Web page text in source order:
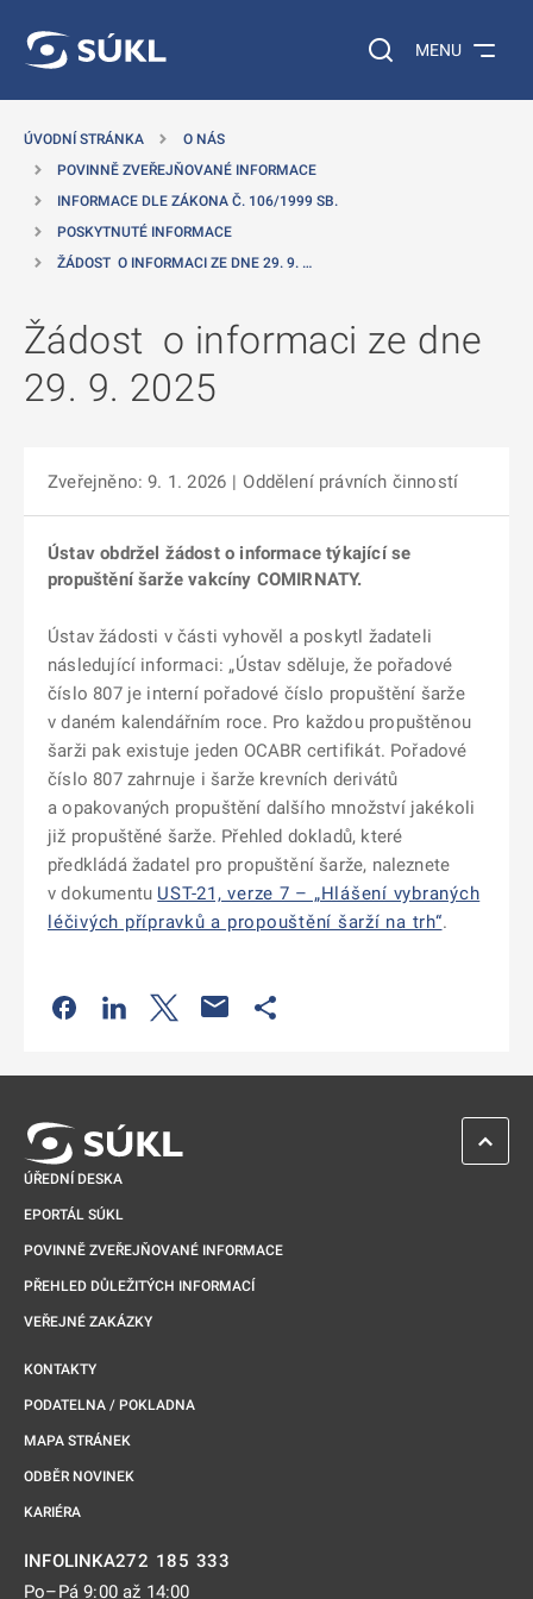
Vyhledávání na
MENU
ÚVODNÍ STRÁNKA
O NÁS
POVINNĚ ZVEŘEJŇOVANÉ INFORMACE
INFORMACE DLE ZÁKONA Č. 106/1999 SB.
POSKYTNUTÉ INFORMACE
ŽÁDOST O INFORMACI ZE DNE 29. 9. …
Žádost o informaci ze dne
29. 9. 2025
Zveřejněno: 9. 1. 2026 | Oddělení právních činností
Ústav obdržel žádost o informace týkající se
propuštění šarže vakcíny COMIRNATY.
Ústav žádosti v části vyhověl a poskytl žadateli
následující informaci: „Ústav sděluje, že pořadové
číslo 807 je interní pořadové číslo propuštění šarže
v daném kalendářním roce. Pro každou propuštěnou
šarži pak existuje jeden OCABR certifikát. Pořadové
číslo 807 zahrnuje i šarže krevních derivátů
a opakovaných propuštění dalšího množství jakékoli
již propuštěné šarže. Přehled dokladů, které
předkládá žadatel pro propuštění šarže, naleznete
v dokumentu UST-21, verze 7 – „Hlášení vybraných
léčivých přípravků a propouštění šarží na trh“.
Odkaz se otevře na nové kartě
Odkaz se otevře na nové kartě
Odkaz se otevře na nové kartě
ÚŘEDNÍ DESKA
EPORTÁL SÚKL
POVINNĚ ZVEŘEJŇOVANÉ INFORMACE
PŘEHLED DŮLEŽITÝCH INFORMACÍ
VEŘEJNÉ ZAKÁZKY
KONTAKTY
PODATELNA / POKLADNA
MAPA STRÁNEK
ODBĚR NOVINEK
KARIÉRA
INFOLINKA272 185 333
Po–Pá 9:00 až 14:00
ZPĚT